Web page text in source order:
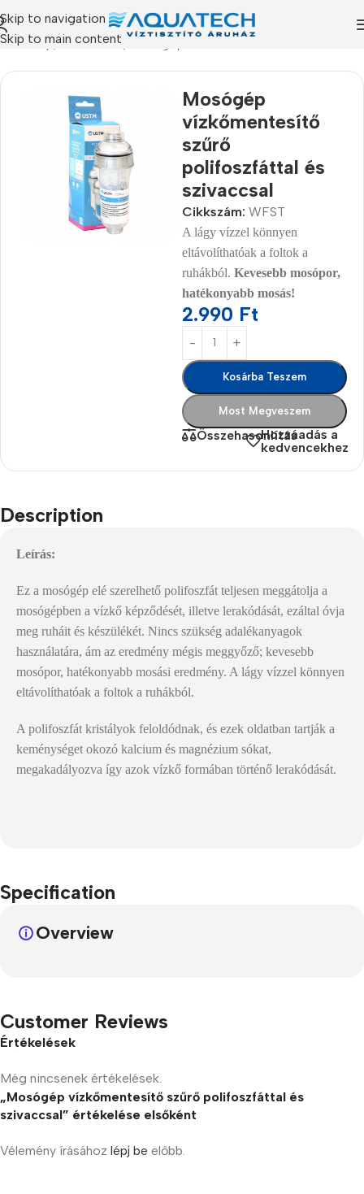
Skip to navigation
Skip to main content
Kezdőlap/Termékeink
Mosógép
vízkőmentesítő
szűrő
polifoszfáttal és
szivaccsal
Cikkszám: WFST
A lágy vízzel könnyen
eltávolíthatóak a foltok a
ruhákból. Kevesebb mosópor,
hatékonyabb mosás!
2.990 Ft
Kosárba Teszem
Most Megveszem
ÖsszehasonlításHozzáadás a
kedvencekhez
Description
Leírás:
Ez a mosógép elé szerelhető polifoszfát teljesen meggátolja a
mosógépben a vízkő képződését, illetve lerakódását, ezáltal óvja
meg ruháit és készülékét. Nincs szükség adalékanyagok
használatára, ám az eredmény mégis meggyőző; kevesebb
mosópor, hatékonyabb mosási eredmény. A lágy vízzel könnyen
eltávolíthatóak a foltok a ruhákból.
A polifoszfát kristályok feloldódnak, és ezek oldatban tartják a
keménységet okozó kalcium és magnézium sókat,
megakadályozva így azok vízkő formában történő lerakódását.
Specification
Overview
Customer Reviews
Értékelések
Még nincsenek értékelések.
„Mosógép vízkőmentesítő szűrő polifoszfáttal és
szivaccsal” értékelése elsőként
Vélemény írásához lépj be előbb.